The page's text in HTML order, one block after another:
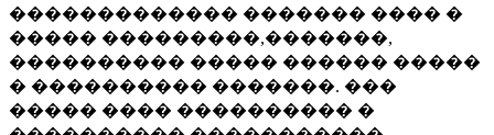
������������� ������� ���� �
����� ���������,�������,
���������� ����� ������ �����
� ���������� �������. ���
����� ���� ���������� �